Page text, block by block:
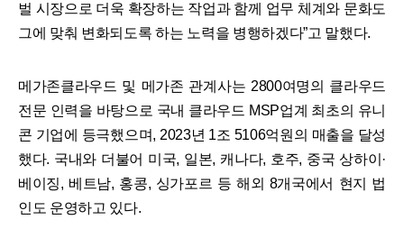
벌 시장으로 더욱 확장하는 작업과 함께 업무 체계와 문화도
그에 맞춰 변화되도록 하는 노력을 병행하겠다”고 말했다.
메가존클라우드 및 메가존 관계사는 2800여명의 클라우드
전문 인력을 바탕으로 국내 클라우드 MSP업계 최초의 유니
콘 기업에 등극했으며, 2023년 1조 5106억원의 매출을 달성
했다. 국내와 더불어 미국, 일본, 캐나다, 호주, 중국 상하이·
베이징, 베트남, 홍콩, 싱가포르 등 해외 8개국에서 현지 법
인도 운영하고 있다.